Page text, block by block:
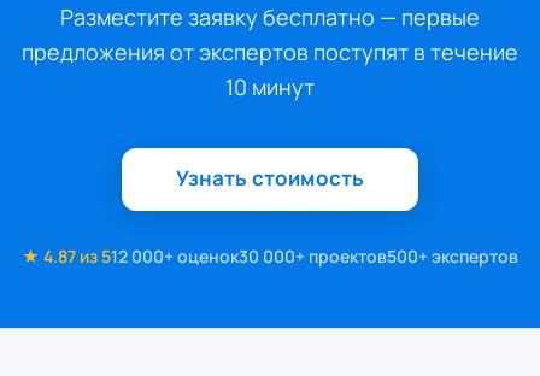
Разместите заявку бесплатно — первые
предложения от экспертов поступят в течение
10 минут
Узнать стоимость
★ 4.87 из 512 000+ оценок30 000+ проектов500+ экспертов